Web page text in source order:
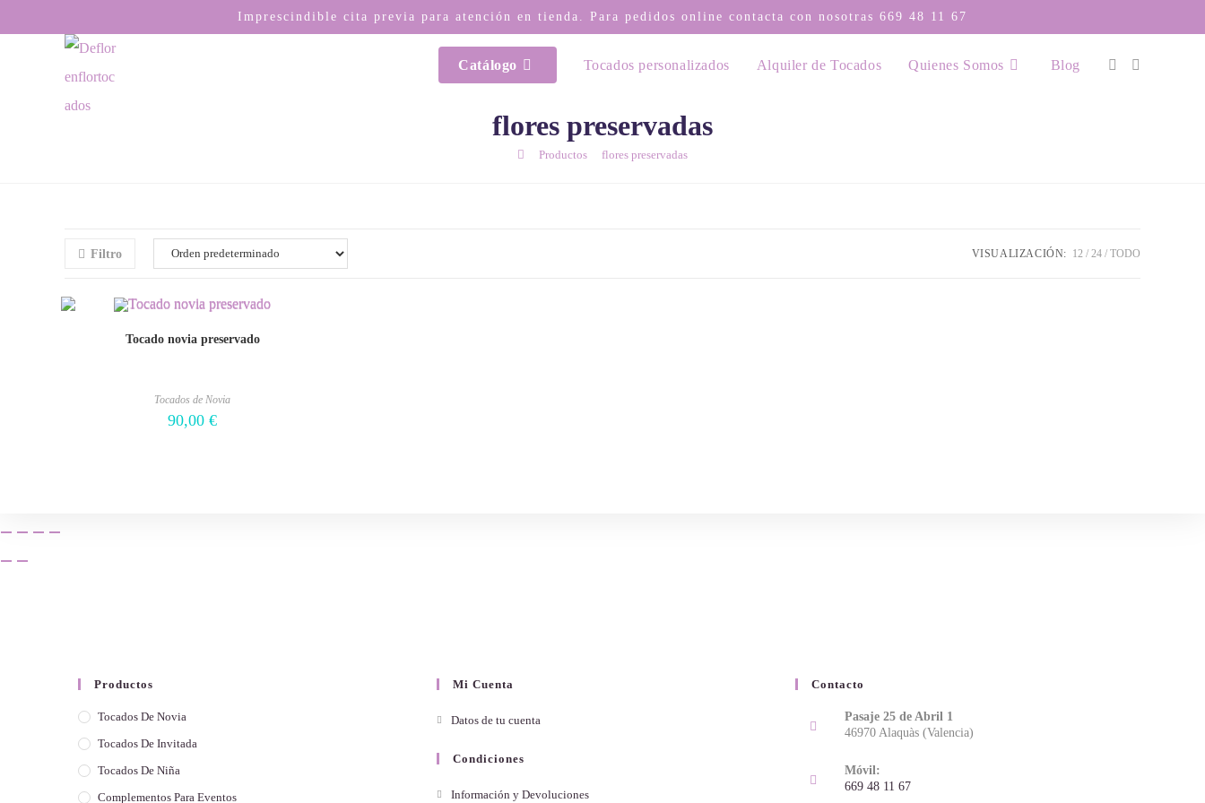
Imprescindible cita previa para atención en tienda. Para pedidos online contacta con nosotras 669 48 11 67
Catálogo Tocados personalizados Alquiler de Tocados Quienes Somos Blog
flores preservadas
Productos flores preservadas
Filtro VISUALIZACIÓN: 12 24 TODO
Tocado novia preservado
Tocados de Novia
90,00 €
Productos
Tocados De Novia
Tocados De Invitada
Tocados De Niña
Complementos Para Eventos
Mi Cuenta
Datos de tu cuenta
Condiciones
Información y Devoluciones
Contacto
Pasaje 25 de Abril 1
46970 Alaquàs (Valencia)
Móvil:
669 48 11 67